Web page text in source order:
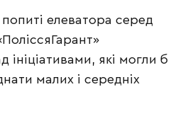
елеватора серед
ініціативами, які могли б
малих і середніх